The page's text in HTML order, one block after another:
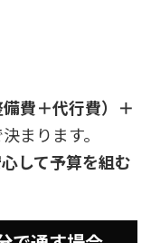
費＋代行費）＋
まります。
して予算を組む